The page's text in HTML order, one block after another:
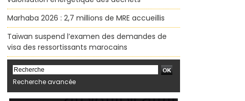
Marhaba 2026 : 2,7 millions de MRE accueillis
Taïwan suspend l’examen des demandes de
visa des ressortissants marocains
Recherche avancée